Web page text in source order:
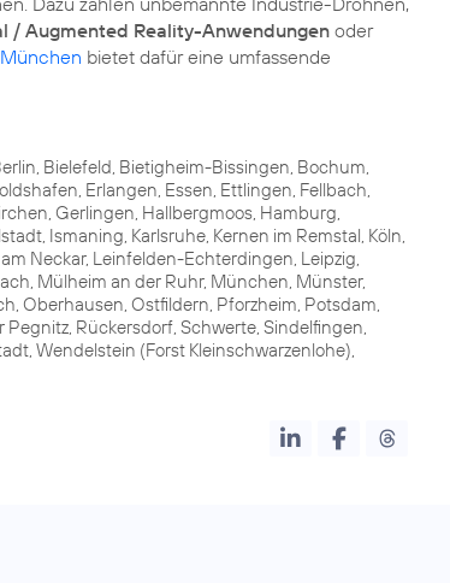
/ Augmented Reality-Anwendungenoder
bietet dafür eine umfassende
Bielefeld, Bietigheim-Bissingen, Bochum,
Erlangen, Essen, Ettlingen, Fellbach,
Gerlingen, Hallbergmoos, Hamburg,
Ismaning, Karlsruhe, Kernen im Remstal, Köln,
Neckar, Leinfelden-Echterdingen, Leipzig,
Mülheim an der Ruhr, München, Münster,
Oberhausen, Ostfildern, Pforzheim, Potsdam,
Rückersdorf, Schwerte, Sindelfingen,
Wendelstein (Forst Kleinschwarzenlohe),